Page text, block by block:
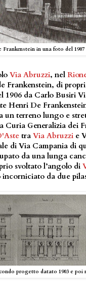
Frankenstein in una foto del
Via Abruzzi, nel
Frankenstein, di
1906 da Carlo Busiri
Henri De
un terreno lungo e
Curia Generalizia dei
tra Via Abruzzi e
di Via Campania di
da una lunga
svoltato l’angolo di
da due
progetto datato 1903 e poi